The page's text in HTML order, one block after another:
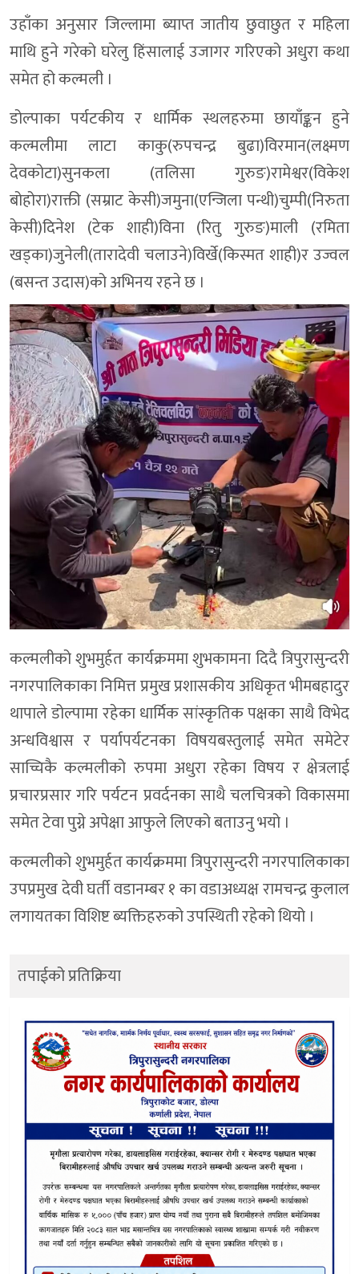
उहाँका अनुसार जिल्लामा ब्याप्त जातीय छुवाछुत र महिला
माथि हुने गरेको घरेलु हिंसालाई उजागर गरिएको अधुरा कथा
समेत हो कल्मली ।
डोल्पाका पर्यटकीय र धार्मिक स्थलहरुमा छायाँङ्कन हुने
कल्मलीमा लाटा काकु(रुपचन्द्र बुढा)विरमान(लक्ष्मण
देवकोटा)सुनकला (तलिसा गुरुङ)रामेश्वर(विकेश
बोहोरा)राक्ती (सम्राट केसी)जमुना(एन्जिला पन्थी)चुम्पी(निरुता
केसी)दिनेश (टेक शाही)विना (रितु गुरुङ)माली (रमिता
खड्का)जुनेली(तारादेवी चलाउने)विर्खे(किस्मत शाही)र उज्वल
(बसन्त उदास)को अभिनय रहने छ ।
कल्मलीको शुभमुर्हत कार्यक्रममा शुभकामना दिदै त्रिपुरासुन्दरी
नगरपालिकाका निमित्त प्रमुख प्रशासकीय अधिकृत भीमबहादुर
थापाले डोल्पामा रहेका धार्मिक सांस्कृतिक पक्षका साथै विभेद
अन्धविश्वास र पर्यापर्यटनका विषयबस्तुलाई समेत समेटेर
साच्चिकै कल्मलीको रुपमा अधुरा रहेका विषय र क्षेत्रलाई
प्रचारप्रसार गरि पर्यटन प्रवर्दनका साथै चलचित्रको विकासमा
समेत टेवा पुग्ने अपेक्षा आफुले लिएको बताउनु भयो ।
कल्मलीको शुभमुर्हत कार्यक्रममा त्रिपुरासुन्दरी नगरपालिकाका
उपप्रमुख देवी घर्ती वडानम्बर १ का वडाअध्यक्ष रामचन्द्र कुलाल
लगायतका विशिष्ट ब्यक्तिहरुको उपस्थिती रहेको थियो ।
तपाईको प्रतिक्रिया